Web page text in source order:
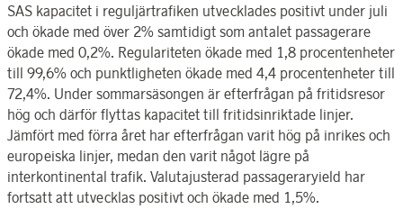
SAS kapacitet i reguljärtrafiken utvecklades positivt under juli
och ökade med över 2% samtidigt som antalet passagerare
ökade med 0,2%. Regulariteten ökade med 1,8 procentenheter
till 99,6% och punktligheten ökade med 4,4 procentenheter till
72,4%. Under sommarsäsongen är efterfrågan på fritidsresor
hög och därför flyttas kapacitet till fritidsinriktade linjer.
Jämfört med förra året har efterfrågan varit hög på inrikes och
europeiska linjer, medan den varit något lägre på
interkontinental trafik. Valutajusterad passageraryield har
fortsatt att utvecklas positivt och ökade med 1,5%.